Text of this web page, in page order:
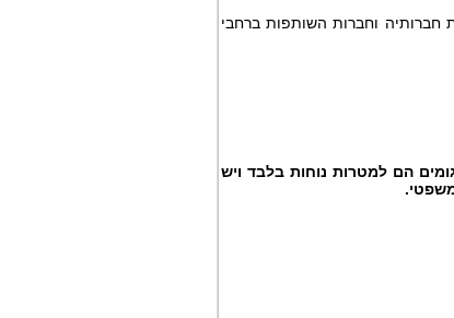
וחברות השותפות ברחבי
הם למטרות נוחות בלבד ויש